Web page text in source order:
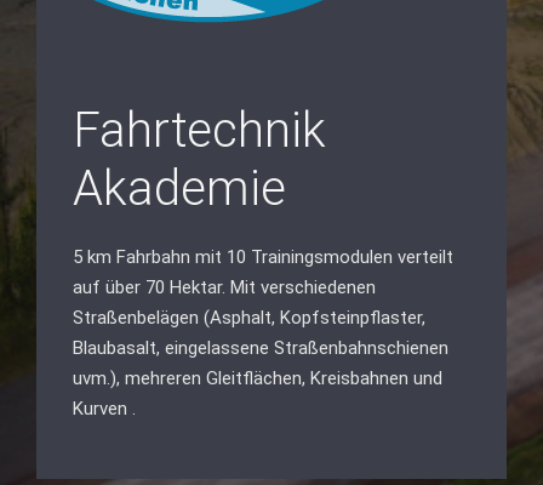
Fahrtechnik
Akademie
5 km Fahrbahn mit 10 Trainingsmodulen verteilt
auf über 70 Hektar. Mit verschiedenen
Straßenbelägen (Asphalt, Kopfsteinpflaster,
Blaubasalt, eingelassene Straßenbahnschienen
uvm.), mehreren Gleitflächen, Kreisbahnen und
Kurven .